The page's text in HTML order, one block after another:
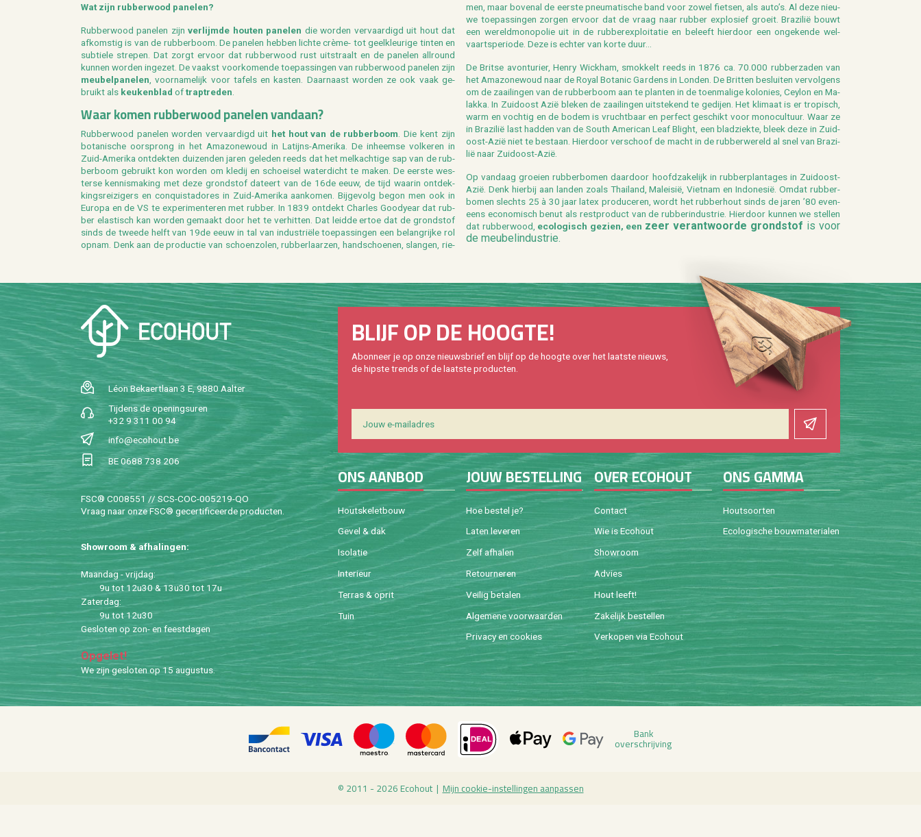
Wat zijn rub­ber­wood pa­ne­len?
Rub­ber­wood pa­ne­len zijn ver­lijm­de hou­ten pa­ne­len die wor­den ver­vaar­digd uit hout dat
af­kom­stig is van de rub­ber­boom. De pa­ne­len heb­ben lich­te crème- tot geel­kleu­ri­ge tin­ten en
sub­tie­le stre­pen. Dat zorgt er­voor dat rub­ber­wood rust uit­straalt en de pa­ne­len all­round
kun­nen wor­den in­ge­zet. De vaakst voor­ko­men­de toe­pas­sin­gen van rub­ber­wood pa­ne­len zijn
meu­bel­pa­ne­len , voor­na­me­lijk voor ta­fels en kas­ten. Daar­naast wor­den ze ook vaak ge­
bruikt als keu­ken­blad oftrap­tre­den
Waar komen rub­ber­wood pa­ne­len van­daan?
Rub­ber­wood pa­ne­len wor­den ver­vaar­digd uit het hout van de rub­ber­boom. Die kent zijn
bo­ta­ni­sche oor­sprong in het Ama­zo­ne­woud in La­tijns-Ame­ri­ka. De in­heem­se vol­ke­ren in
Zuid-Ame­ri­ka ont­dek­ten dui­zen­den jaren ge­le­den reeds dat het melk­ach­ti­ge sap van de rub­
ber­boom ge­bruikt kon wor­den om kle­dij en schoei­sel wa­ter­dicht te maken. De eer­ste wes­
ter­se ken­nis­ma­king met deze grond­stof da­teert van de 16de eeuw, de tijd waar­in ont­dek­
kings­rei­zi­gers en con­quis­ta­do­res in Zuid-Ame­ri­ka aan­ko­men. Bij­ge­volg begon men ook in
Eu­ro­pa en de VS te ex­pe­ri­men­te­ren met rub­ber. In 1839 ont­dekt Char­les Goodyear dat rub­
ber elas­tisch kan wor­den ge­maakt door het te ver­hit­ten. Dat leid­de ertoe dat de grond­stof
sinds de twee­de helft van 19de eeuw in tal van in­du­striële toe­pas­sin­gen een be­lang­rij­ke rol
opnam. Denk aan de pro­duc­tie van schoen­zo­len, rub­ber­laar­zen, hand­schoe­nen, slan­gen, rie­
men, maar bo­ven­al de eer­ste pneu­ma­ti­sche band voor zowel fiet­sen, als auto’s. Al deze nieu­
we toe­pas­sin­gen zor­gen er­voor dat de vraag naar rub­ber ex­plo­sief groeit. Bra­zi­lië bouwt
een we­reld­mo­no­po­lie uit in de rub­ber­ex­ploi­ta­tie en be­leeft hier­door een on­ge­ken­de wel­
vaarts­pe­ri­o­de. Deze is ech­ter van korte duur...
De Brit­se avon­tu­rier, Henry Wick­ham, smok­kelt reeds in 1876 ca. 70.000 rub­ber­za­den van
het Ama­zo­ne­woud naar de Royal Bo­ta­nic Gar­dens in Lon­den. De Brit­ten be­slui­ten ver­vol­gens
om de zaai­lin­gen van de rub­ber­boom aan te plan­ten in de toen­ma­li­ge ko­lo­nies, Cey­lon en Ma­
lak­ka. In Zuid­oost Azië ble­ken de zaai­lin­gen uit­ste­kend te ge­dij­en. Het kli­maat is er tro­pisch,
warm en voch­tig en de bodem is vrucht­baar en per­fect ge­schikt voor mo­no­cul­tuur. Waar ze
in Bra­zi­lië last had­den van de South Ame­ri­can Leaf Blight, een blad­ziek­te, bleek deze in Zuid­
oost-Azië niet te be­staan. Hier­door ver­schoof de macht in de rub­ber­we­reld al snel van Bra­zi­
lië naar Zuid­oost-Azië.
Op van­daag groei­en rub­ber­bo­men daar­door hoofd­za­ke­lijk in rub­ber­plan­ta­ges in Zuid­oost-
Azië. Denk hier­bij aan lan­den zoals Thai­land, Ma­lei­sië, Viet­nam en In­do­ne­sië. Omdat rub­ber­
bo­men slechts 25 à 30 jaar latex pro­du­ce­ren, wordt het rub­ber­hout sinds de jaren ’80 even­
eens eco­no­misch benut als rest­pro­duct van de rub­ber­in­du­strie. Hier­door kun­nen we stel­len
dat rub­ber­wood, eco­lo­gisch ge­zien, een zeer ver­ant­woor­de grond­stof is voor
de meu­bel­in­du­strie.
Léon Be­kaert­laan 3 E, 9880 Aal­ter
Tij­dens de ope­nings­uren
+32 9 311 00 94
info@​ecohout.​be
BE 0688 738 206
FSC® C008551 // SCS-COC-005219-QO
Vraag naar onze FSC® ge­cer­ti­fi­ceer­de pro­duc­ten.
Show­room & af­ha­lin­gen:
Maan­dag - vrij­dag:
9u tot 12u30 & 13u30 tot 17u
Za­ter­dag:
9u tot 12u30
Ge­slo­ten op zon- en feest­da­gen
Op­ge­let!
We zijn ge­slo­ten op 15 au­gus­tus.
BLIJF OP DE HOOG­TE!
Abon­neer je op onze nieuws­brief en blijf op de hoog­te over het laat­ste nieuws,
de hip­s­te trends of de laat­ste pro­duc­ten.
ONS AAN­BOD
Houtske­let­bouw
Gevel & dak
Iso­la­tie
In­te­ri­eur
Ter­ras & oprit
Tuin
JOUW BE­STEL­LING
Hoe be­stel je?
Laten le­ve­ren
Zelf af­ha­len
Re­tour­ne­ren
Vei­lig be­ta­len
Al­ge­me­ne voor­waar­den
Pri­va­cy en coo­kies
OVER ECO­HOUT
Con­tact
Wie is Eco­hout
Show­room
Ad­vies
Hout leeft!
Za­ke­lijk be­stel­len
Ver­ko­pen via Eco­hout
ONS GAMMA
Hout­soor­ten
Eco­lo­gi­sche bouw­ma­te­ri­a­len
Bank
over­schrij­ving
© 2011 - 2026 Eco­hout |Mijn coo­kie-in­stel­lin­gen aan­pas­sen